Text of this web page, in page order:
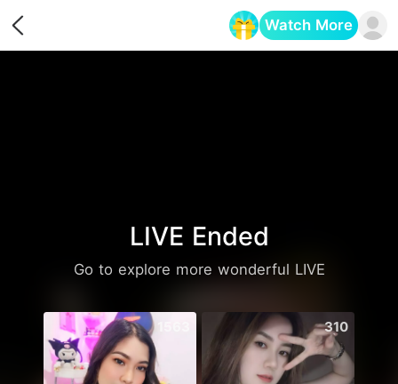
Watch More
LIVE Ended
Go to explore more wonderful LIVE
310